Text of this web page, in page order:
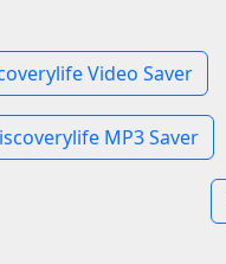
Video Saver
MP3 Saver